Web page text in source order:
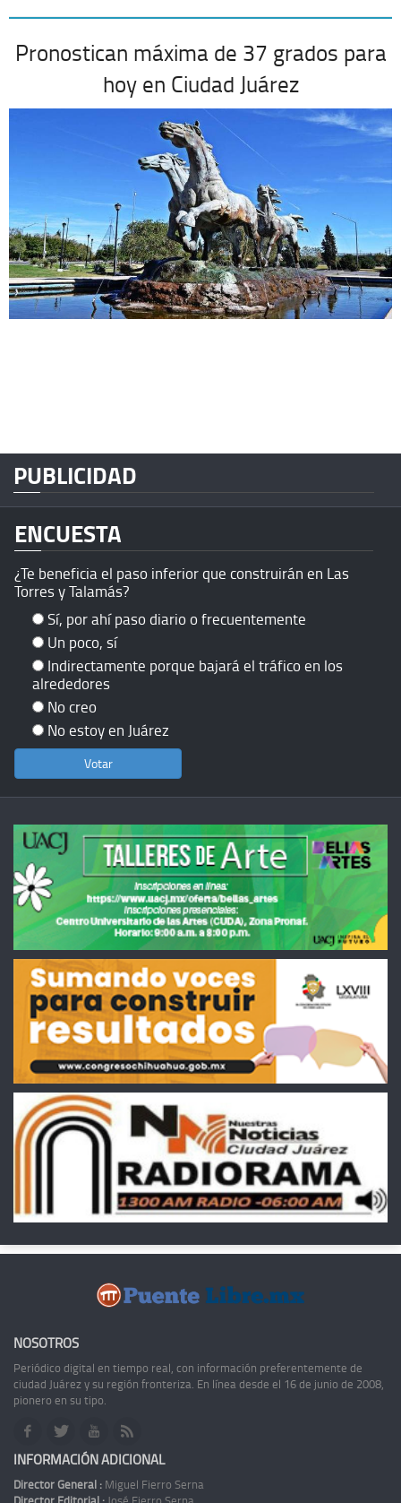
Pronostican máxima de 37 grados para
hoy en Ciudad Juárez
PUBLICIDAD
ENCUESTA
¿Te beneficia el paso inferior que construirán en Las
Torres y Talamás?
Sí, por ahí paso diario o frecuentemente
Un poco, sí
Indirectamente porque bajará el tráfico en los
alrededores
No creo
No estoy en Juárez
NOSOTROS
Periódico digital en tiempo real, con información preferentemente de
ciudad Juárez y su región fronteriza. En línea desde el 16 de junio de 2008,
pionero en su tipo.
INFORMACIÓN ADICIONAL
Director General : Miguel Fierro Serna